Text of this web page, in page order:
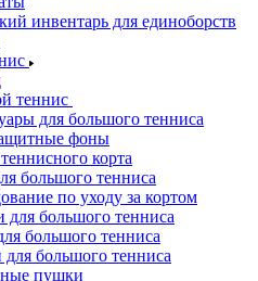
инвентарь для единоборств
теннис
для большого тенниса
фоны
корта
большого тенниса
по уходу за кортом
для большого тенниса
большого тенниса
большого тенниса
пушки